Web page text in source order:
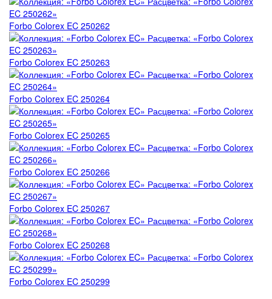
Forbo Colorex EC 250262
Forbo Colorex EC 250263
Forbo Colorex EC 250264
Forbo Colorex EC 250265
Forbo Colorex EC 250266
Forbo Colorex EC 250267
Forbo Colorex EC 250268
Forbo Colorex EC 250299